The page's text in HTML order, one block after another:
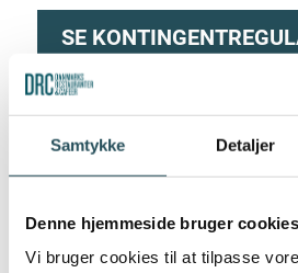
Samtykke Detaljer
Denne hjemmeside bruger cookies
Vi bruger cookies til at tilpasse
SE